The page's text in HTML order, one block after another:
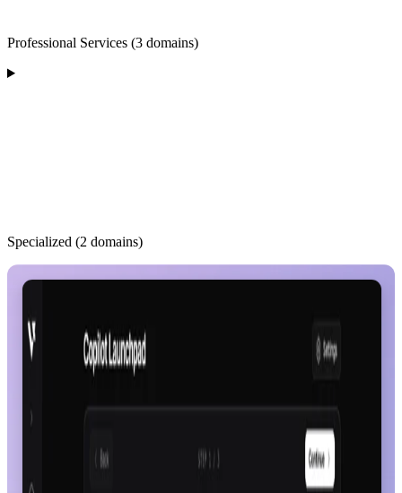
Professional Services (3 domains)
Specialized (2 domains)